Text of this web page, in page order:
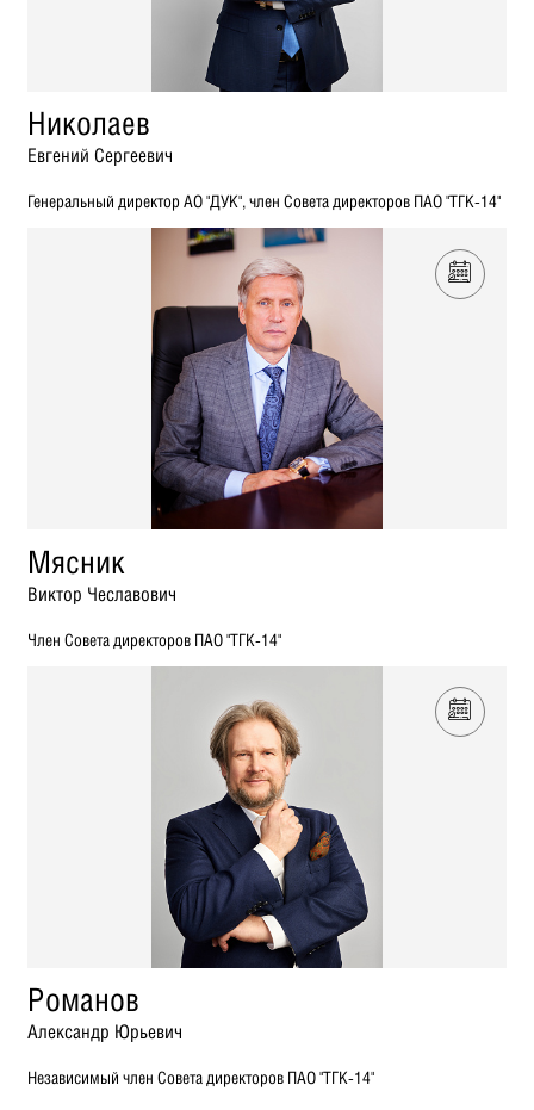
Николаев
Евгений Сергеевич
Генеральный директор АО "ДУК", член Совета директоров ПАО "ТГК-14"
Мясник
Виктор Чеславович
Член Совета директоров ПАО "ТГК-14"
Романов
Александр Юрьевич
Независимый член Совета директоров ПАО "ТГК-14"